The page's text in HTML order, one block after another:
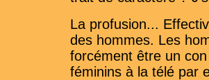
La profusion...
des hommes. Les
forcément être un
féminins à la télé par